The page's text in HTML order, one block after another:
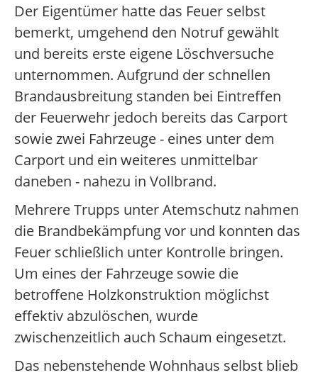
Der Eigentümer hatte das Feuer selbst
bemerkt, umgehend den Notruf gewählt
und bereits erste eigene Löschversuche
unternommen. Aufgrund der schnellen
Brandausbreitung standen bei Eintreffen
der Feuerwehr jedoch bereits das Carport
sowie zwei Fahrzeuge - eines unter dem
Carport und ein weiteres unmittelbar
daneben - nahezu in Vollbrand.
Mehrere Trupps unter Atemschutz nahmen
die Brandbekämpfung vor und konnten das
Feuer schließlich unter Kontrolle bringen.
Um eines der Fahrzeuge sowie die
betroffene Holzkonstruktion möglichst
effektiv abzulöschen, wurde
zwischenzeitlich auch Schaum eingesetzt.
Das nebenstehende Wohnhaus selbst blieb